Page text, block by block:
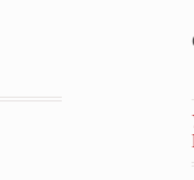
233»